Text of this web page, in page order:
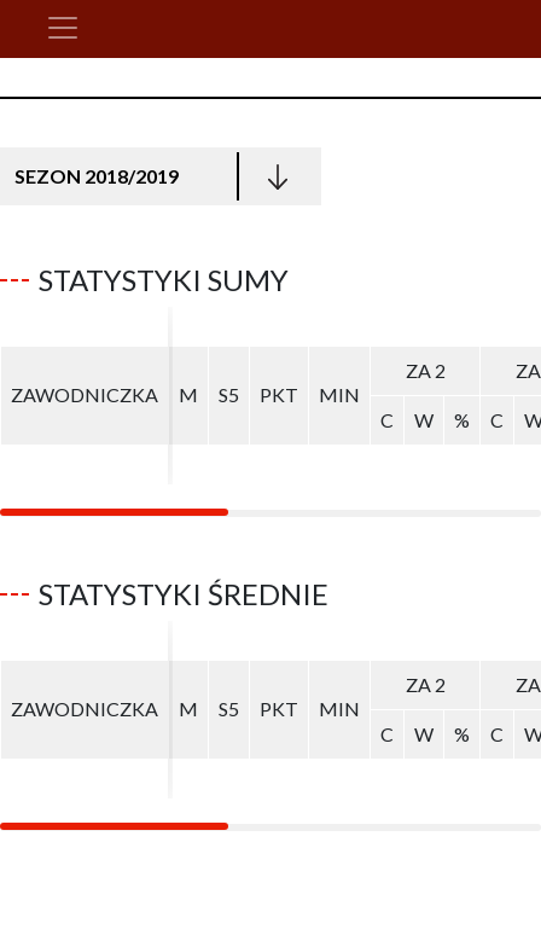
SEZON 2018/2019
STATYSTYKI SUMY
ZAWODNICZKA M S5 PKT MIN
ZA 2
C W % C
ZAWODNICZKA M S5 PKT MIN
ZA 2
C W % C
STATYSTYKI ŚREDNIE
ZAWODNICZKA M S5 PKT MIN
ZA 2
C W % C
ZAWODNICZKA M S5 PKT MIN
ZA 2
C W % C